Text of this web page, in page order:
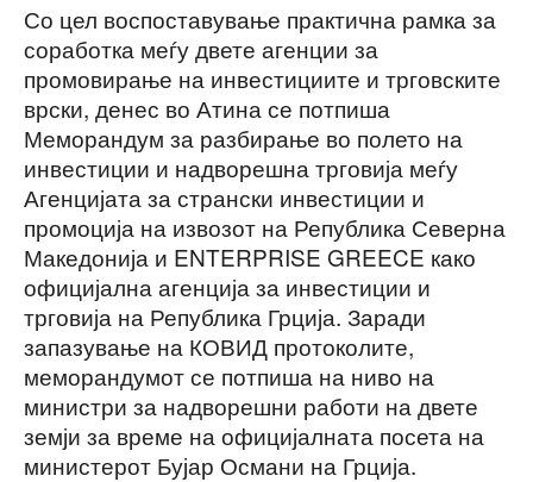
Со цел воспоставување практична рамка за
соработка меѓу двете агенции за
промовирање на инвестициите и трговските
врски, денес во Атина се потпиша
Меморандум за разбирање во полето на
инвестиции и надворешна трговија меѓу
Агенцијата за странски инвестиции и
промоција на извозот на Република Северна
Македонија и ENTERPRISE GREECE како
официјална агенција за инвестиции и
трговија на Република Грција. Заради
запазување на КОВИД протоколите,
меморандумот се потпиша на ниво на
министри за надворешни работи на двете
земји за време на официјалната посета на
министерот Бујар Османи на Грција.